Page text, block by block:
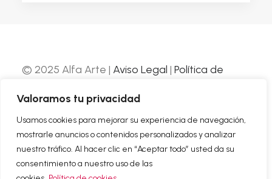
Valoramos tu privacidad
Usamos cookies para mejorar su experiencia de navegación,
mostrarle anuncios o contenidos personalizados y analizar
nuestro tráfico. Al hacer clic en “Aceptar todo” usted da su
consentimiento a nuestro uso de las
© 2025 Alfa Arte | Aviso Legal | Política de
desarrollada por
SOBRE NOSOTROS
CONTACTO